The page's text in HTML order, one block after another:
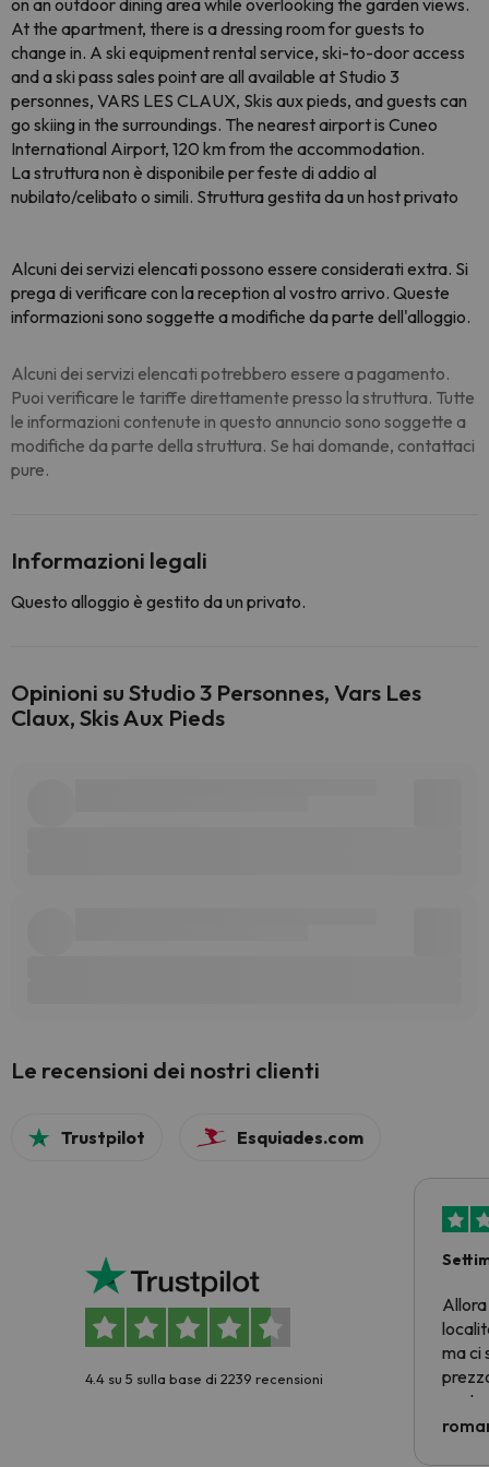
on an outdoor dining area while overlooking the garden views.
At the apartment, there is a dressing room for guests to
change in. A ski equipment rental service, ski-to-door access
and a ski pass sales point are all available at Studio 3
personnes, VARS LES CLAUX, Skis aux pieds, and guests can
go skiing in the surroundings. The nearest airport is Cuneo
International Airport, 120 km from the accommodation.
La struttura non è disponibile per feste di addio al
nubilato/celibato o simili. Struttura gestita da un host privato
Alcuni dei servizi elencati possono essere considerati extra. Si
prega di verificare con la reception al vostro arrivo. Queste
informazioni sono soggette a modifiche da parte dell'alloggio.
Alcuni dei servizi elencati potrebbero essere a pagamento.
Puoi verificare le tariffe direttamente presso la struttura. Tutte
le informazioni contenute in questo annuncio sono soggette a
modifiche da parte della struttura. Se hai domande, contattaci
pure.
Informazioni legali
Questo alloggio è gestito da un privato.
Opinioni su Studio 3 Personnes, Vars Les
Claux, Skis Aux Pieds
Le recensioni dei nostri clienti
Trustpilot Esquiades.com
4.4 su 5 sulla base di 2239 recensioni
Allora
ma ci